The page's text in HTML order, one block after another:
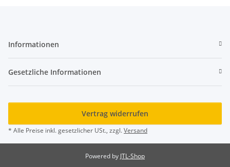
Informationen
Gesetzliche Informationen
Vertrag widerrufen
* Alle Preise inkl. gesetzlicher USt., zzgl.Versand
Powered by JTL-Shop